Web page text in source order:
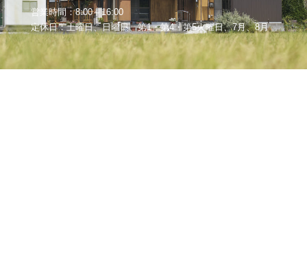
営業時間：8:00～16:00
定休日：土曜日、日曜日、第1・第4・第5火曜日、7月、8月